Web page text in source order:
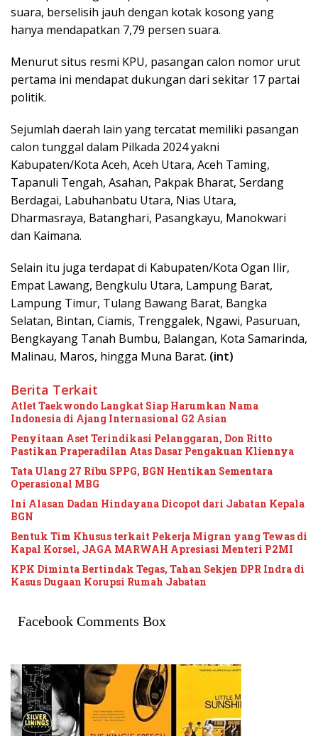
suara, berselisih jauh dengan kotak kosong yang
hanya mendapatkan 7,79 persen suara.
Menurut situs resmi KPU, pasangan calon nomor urut
pertama ini mendapat dukungan dari sekitar 17 partai
politik.
Sejumlah daerah lain yang tercatat memiliki pasangan
calon tunggal dalam Pilkada 2024 yakni
Kabupaten/Kota Aceh, Aceh Utara, Aceh Taming,
Tapanuli Tengah, Asahan, Pakpak Bharat, Serdang
Berdagai, Labuhanbatu Utara, Nias Utara,
Dharmasraya, Batanghari, Pasangkayu, Manokwari
dan Kaimana.
Selain itu juga terdapat di Kabupaten/Kota Ogan Ilir,
Empat Lawang, Bengkulu Utara, Lampung Barat,
Lampung Timur, Tulang Bawang Barat, Bangka
Selatan, Bintan, Ciamis, Trenggalek, Ngawi, Pasuruan,
Bengkayang Tanah Bumbu, Balangan, Kota Samarinda,
Malinau, Maros, hingga Muna Barat. (int)
Berita Terkait
Atlet Taekwondo Langkat Siap Harumkan Nama
Indonesia di Ajang Internasional G2 Asian
Penyitaan Aset Terindikasi Pelanggaran, Don Ritto
Pastikan Praperadilan Atas Dasar Pengakuan Kliennya
Tata Ulang 27 Ribu SPPG, BGN Hentikan Sementara
Operasional MBG
Ini Alasan Dadan Hindayana Dicopot dari Jabatan Kepala
BGN
Bentuk Tim Khusus terkait Pekerja Migran yang Tewas di
Kapal Korsel, JAGA MARWAH Apresiasi Menteri P2MI
KPK Diminta Bertindak Tegas, Tahan Sekjen DPR Indra di
Kasus Dugaan Korupsi Rumah Jabatan
Facebook Comments Box